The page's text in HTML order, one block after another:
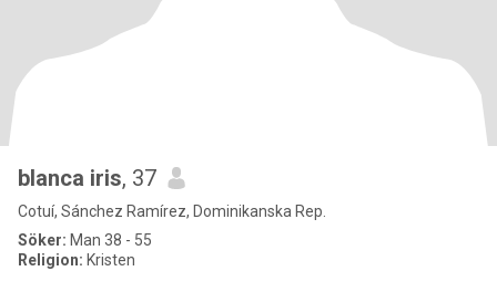
blanca iris, 37
Cotuí, Sánchez Ramírez, Dominikanska Rep.
Söker: Man 38 - 55
Religion: Kristen